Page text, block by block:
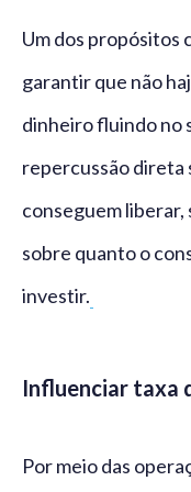
Um dos propósitos
garantir que não
dinheiro fluindo no
repercussão direta
conseguem
sobre quanto o
investir.
Influenciar taxa
Por meio das